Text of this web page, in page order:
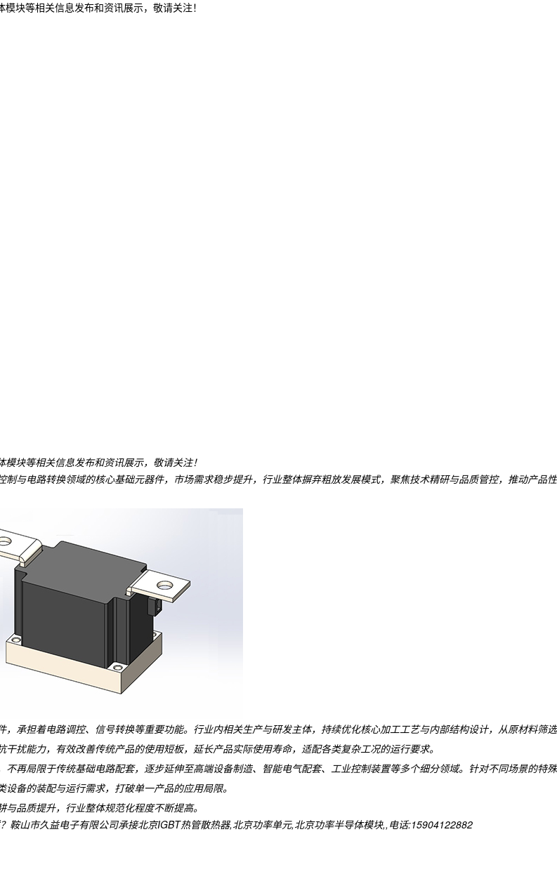
块等相关信息发布和资讯展示，敬请关注！
块等相关信息发布和资讯展示，敬请关注！
制与电路转换领域的核心基础元器件，市场需求稳步提升，行业整体摒弃粗放发展模式，聚焦技术精研与品质管控，推动产品性
承担着电路调控、信号转换等重要功能。行业内相关生产与研发主体，持续优化核心加工工艺与内部结构设计，从原材料筛选
扰能力，有效改善传统产品的使用短板，延长产品实际使用寿命，适配各类复杂工况的运行要求。
再局限于传统基础电路配套，逐步延伸至高端设备制造、智能电气配套、工业控制装置等多个细分领域。针对不同场景的特殊
备的装配与运行需求，打破单一产品的应用局限。
品质提升，行业整体规范化程度不断提高。
山市久益电子有限公司承接北京IGBT热管散热器,北京功率单元,北京功率半导体模块,,电话:15904122882